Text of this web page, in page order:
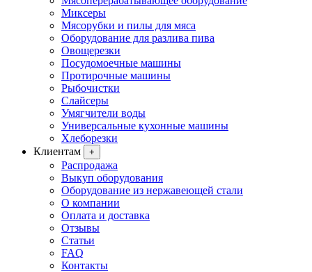
Миксеры
Мясорубки и пилы для мяса
Оборудование для разлива пива
Овощерезки
Посудомоечные машины
Протирочные машины
Рыбочистки
Слайсеры
Умягчители воды
Универсальные кухонные машины
Хлеборезки
Клиентам
+
Распродажа
Выкуп оборудования
Оборудование из нержавеющей стали
О компании
Оплата и доставка
Отзывы
Статьи
FAQ
Контакты